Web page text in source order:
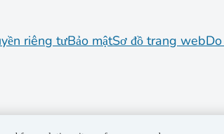
riêng tưBảo mậtSơ đồ trang web